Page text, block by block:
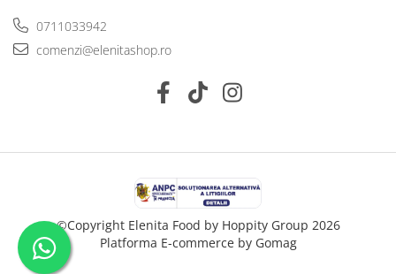
0711033942
comenzi@elenitashop.ro
©Copyright Elenita Food by Hoppity Group 2026
Platforma E-commerce by Gomag